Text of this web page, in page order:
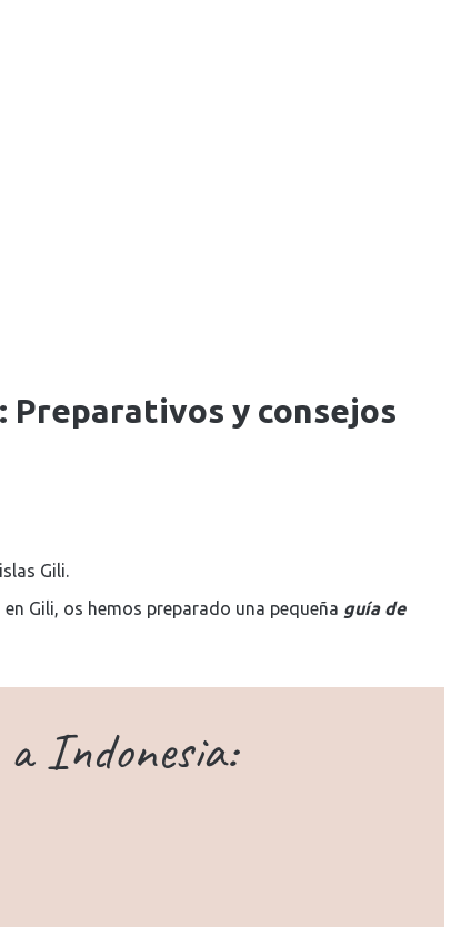
Preparativos y consejos
Gili.
Gili, os hemos preparado una pequeña guía de
Indonesia: